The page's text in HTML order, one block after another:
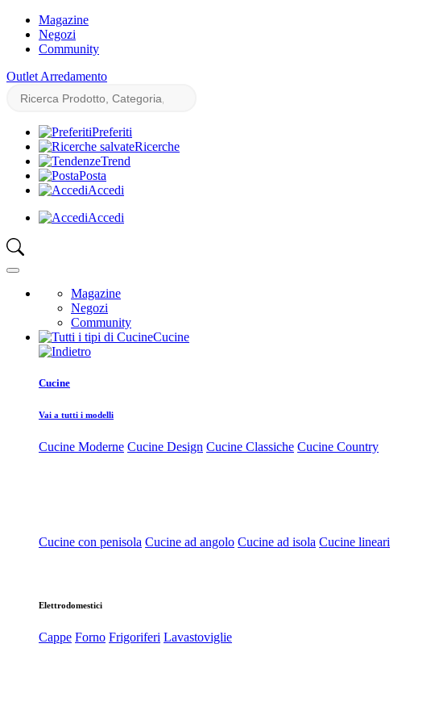
Magazine
Negozi
Community
Outlet Arredamento
Preferiti
Ricerche
Trend
Posta
Accedi
Accedi
Magazine
Negozi
Community
Cucine
Cucine
Vai a tutti i modelli
Cucine Moderne Cucine Design Cucine Classiche Cucine Country
Cucine con penisola Cucine ad angolo Cucine ad isola Cucine lineari
Elettrodomestici
Cappe Forno Frigoriferi Lavastoviglie